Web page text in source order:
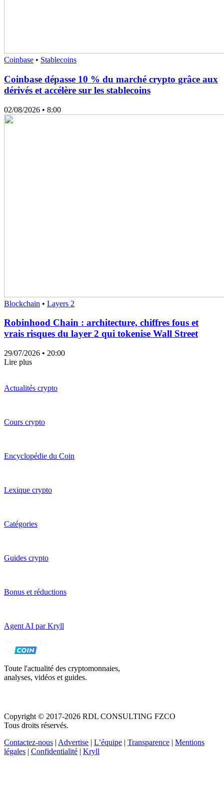
Coinbase • Stablecoins
Coinbase dépasse 10 % du marché crypto grâce aux
dérivés et accélère sur les stablecoins
02/08/2026 • 8:00
Blockchain • Layers 2
Robinhood Chain : architecture, chiffres fous et
vrais risques du layer 2 qui tokenise Wall Street
29/07/2026 • 20:00
Lire plus
Actualités crypto
Cours crypto
Encyclopédie du Coin
Lexique crypto
Catégories
Guides crypto
Bonus et réductions
Agent AI par Kryll
Toute l'actualité des cryptomonnaies,
analyses, vidéos et guides.
Copyright © 2017-2026 RDL CONSULTING FZCO
Tous droits réservés.
Contactez-nous | Advertise | L’équipe | Transparence | Mentions
légales | Confidentialité | Kryll